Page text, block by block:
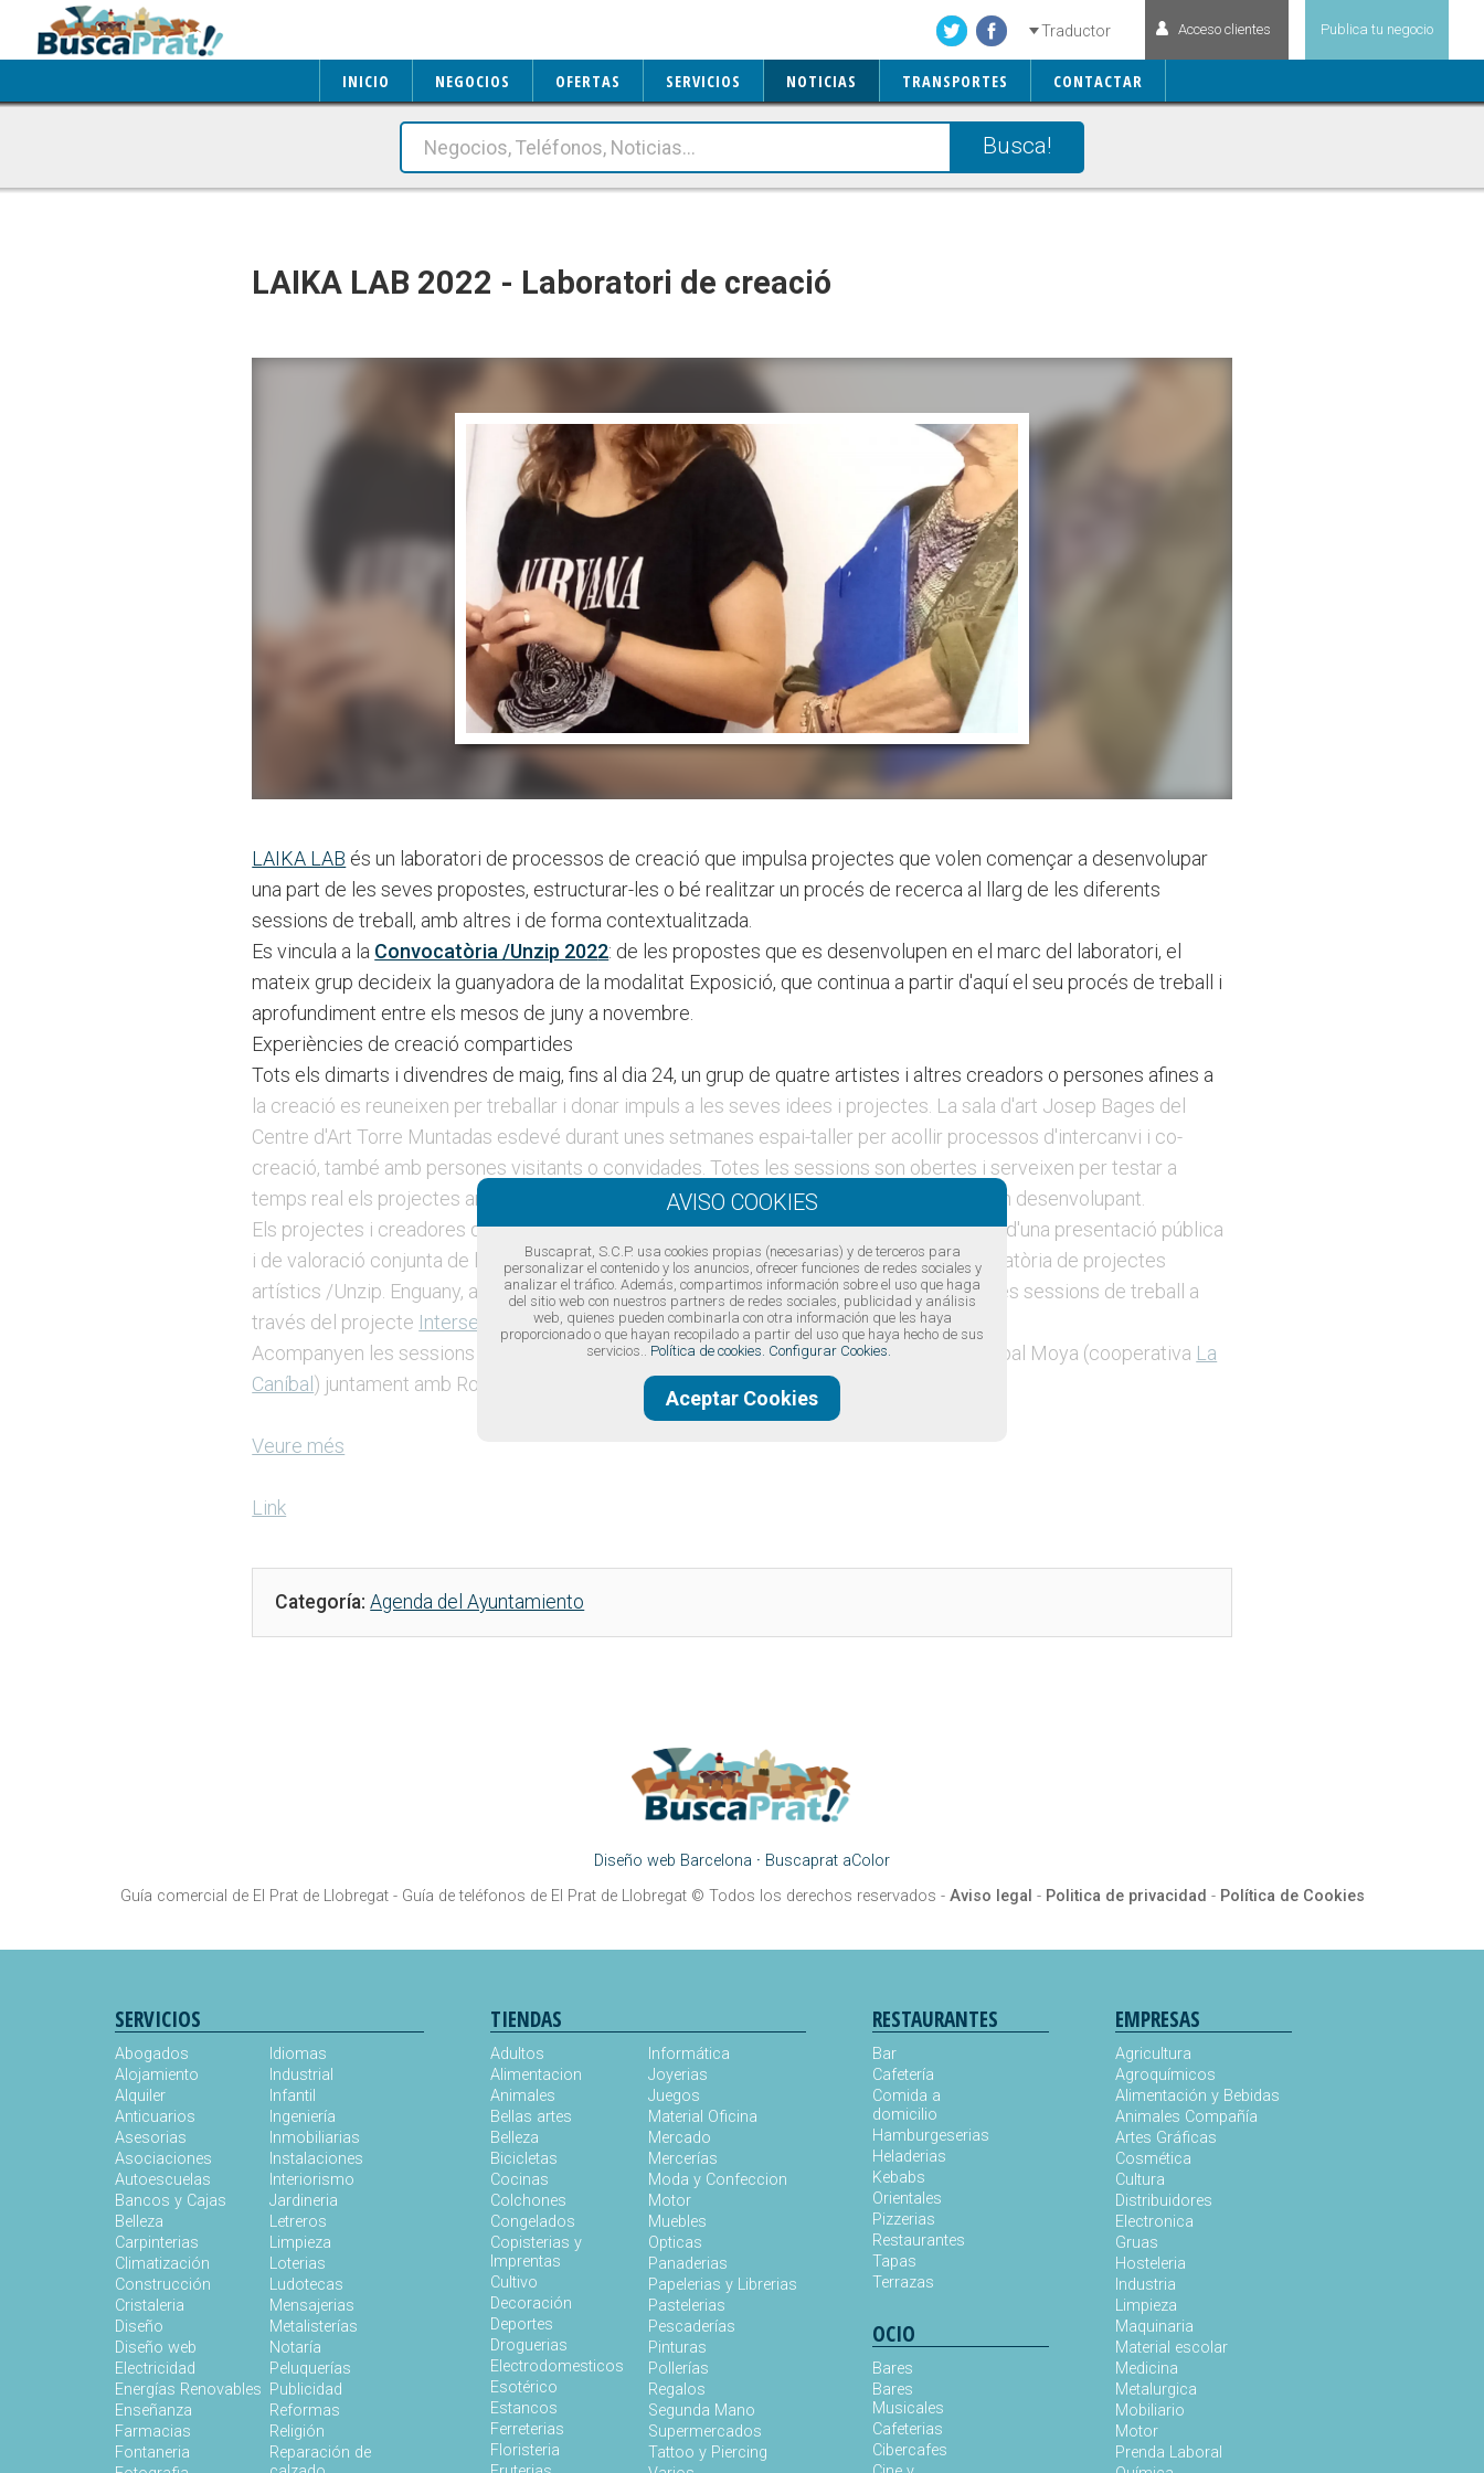
INICIO NEGOCIOS OFERTAS SERVICIOS NOTICIAS TRANSPORTES CONTACTAR
Publica tu negocio
Acceso clientes
Traductor
Busca!
LAIKA LAB 2022 - Laboratori de creació
LAIKA LAB és un laboratori de processos de creació que impulsa projectes que volen començar a desenvolupar
una part de les seves propostes, estructurar-les o bé realitzar un procés de recerca al llarg de les diferents
sessions de treball, amb altres i de forma contextualitzada.
Es vincula a la Convocatòria /Unzip 2022: de les propostes que es desenvolupen en el marc del laboratori, el
mateix grup decideix la guanyadora de la modalitat Exposició, que continua a partir d'aquí el seu procés de treball i
aprofundiment entre els mesos de juny a novembre.
Experiències de creació compartides
Tots els dimarts i divendres de maig, fins al dia 24, un grup de quatre artistes i altres creadors o persones afines a
la creació es reuneixen per treballar i donar impuls a les seves idees i projectes. La sala d'art Josep Bages del
Centre d'Art Torre Muntadas esdevé durant unes setmanes espai-taller per acollir processos d'intercanvi i co-
creació, també amb persones visitants o convidades. Totes les sessions son obertes i serveixen per testar a
temps real els projectes amb el públic, agents diversos i comunitats a mesura que es van desenvolupant.
Els projectes i creadores que formen part del laboratori han estat seleccionades a partir d'una presentació pública
i de valoració conjunta de les idees i propostes de partida que van presentar a la Convocatòria de projectes
artístics /Unzip. Enguany, a més, dos grups de l'institut Can Rigol es connecten també a les sessions de treball a
través del projecte Interseccions.
Acompanyen les sessions del laboratori Ángela Palacios, Cristina Sanz-Gadea i Jesús Arpal Moya (cooperativa La
Caníbal) juntament amb Roc Domingo i Marta Rossell com a equip relator del procés.
Veure més
Link
Categoría:Agenda del Ayuntamiento
Diseño web Barcelona · Buscaprat aColor
Guía comercial de El Prat de Llobregat - Guía de teléfonos de El Prat de Llobregat© Todos los derechos reservados - Aviso legal - Politica de privacidad - Política de Cookies
SERVICIOS
Abogados
Alojamiento
Alquiler
Anticuarios
Asesorias
Asociaciones
Autoescuelas
Bancos y Cajas
Belleza
Carpinterias
Climatización
Construcción
Cristaleria
Diseño
Diseño web
Electricidad
Energías Renovables
Enseñanza
Farmacias
Fontaneria
Idiomas
Industrial
Infantil
Ingeniería
Inmobiliarias
Instalaciones
Interiorismo
Jardineria
Letreros
Limpieza
Loterias
Ludotecas
Mensajerias
Metalisterías
Notaría
Peluquerías
Publicidad
Reformas
Religión
Reparación de
TIENDAS
Adultos
Alimentacion
Animales
Bellas artes
Belleza
Bicicletas
Cocinas
Colchones
Congelados
Copisterias y
Imprentas
Cultivo
Decoración
Deportes
Droguerias
Electrodomesticos
Esotérico
Estancos
Ferreterias
Floristeria
Informática
Joyerias
Juegos
Material Oficina
Mercado
Mercerías
Moda y Confeccion
Motor
Muebles
Opticas
Panaderias
Papelerias y Librerias
Pastelerias
Pescaderías
Pinturas
Pollerías
Regalos
Segunda Mano
Supermercados
Tattoo y Piercing
RESTAURANTES
Bar
Cafetería
Comida a
domicilio
Hamburgeserias
Heladerias
Kebabs
Orientales
Pizzerias
Restaurantes
Tapas
Terrazas
OCIO
Bares
Bares
Musicales
Cafeterias
Cibercafes
EMPRESAS
Agricultura
Agroquímicos
Alimentación y Bebidas
Animales Compañía
Artes Gráficas
Cosmética
Cultura
Distribuidores
Electronica
Gruas
Hosteleria
Industria
Limpieza
Maquinaria
Material escolar
Medicina
Metalurgica
Mobiliario
Motor
Prenda Laboral
Buscaprat, S.C.P. usa cookies propias (necesarias) y de terceros para
personalizar el contenido y los anuncios, ofrecer funciones de redes sociales y
analizar el tráfico. Además, compartimos información sobre el uso que haga
del sitio web con nuestros partners de redes sociales, publicidad y análisis
web, quienes pueden combinarla con otra información que les haya
proporcionado o que hayan recopilado a partir del uso que haya hecho de sus
servicios.. Política de cookies. Configurar Cookies.
Aceptar Cookies